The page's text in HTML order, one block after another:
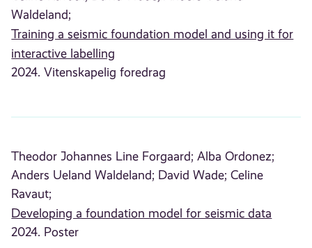
Waldeland;
Training a seismic foundation model and using it for
interactive labelling
2024. Vitenskapelig foredrag
Theodor Johannes Line Forgaard; Alba Ordonez;
Anders Ueland Waldeland; David Wade; Celine
Ravaut;
Developing a foundation model for seismic data
2024. Poster